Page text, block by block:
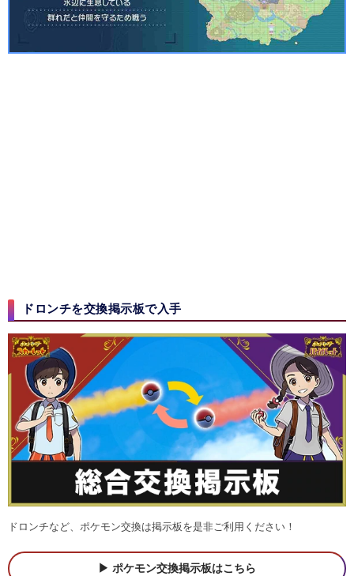
ドロンチを交換掲示板で入手
ドロンチなど、ポケモン交換は掲示板を是非ご利用ください！
ポケモン交換掲示板はこちら